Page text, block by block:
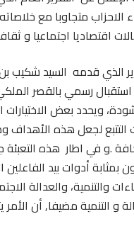
الاحزاب متجاوبا مع
اقتصاديا اجتماعيا و
الذي قدمه السيد شكيب
استقبال رسمي بالقصر
ويحدد بعض الاختيارات
التتبع لجعل هذه
.و في اطار هذه
بمثابة أدوات بيد
والتنمية، والعدالة
و التنمية مضيفا, أن